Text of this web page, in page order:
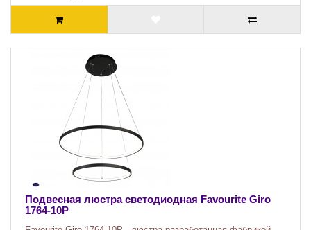
Подвесная люстра светодиодная Favourite Giro
1764-10P